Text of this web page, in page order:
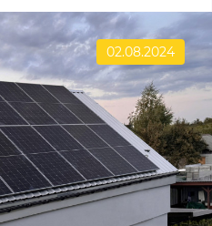
02.08.2024